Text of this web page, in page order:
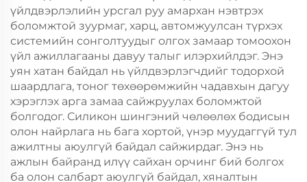
үйлдвэрлэлийн урсгал руу амархан нэвтрэх
боломжтой зуурмаг, харц, автомжуулсан түрхэх
системийн сонголтуудыг олгох замаар томоохон
үйл ажиллагааны давуу талыг илэрхийлдэг. Энэ
уян хатан байдал нь үйлдвэрлэгчдийг тодорхой
шаардлага, тоног төхөөрөмжийн чадавхын дагуу
хэрэглэх арга замаа сайжруулах боломжтой
болгодог. Силикон шингэний чөлөөлөх бодисын
олон найрлага нь бага хортой, үнэр муудаггүй тул
ажилтны аюулгүй байдал сайжирдаг. Энэ нь
ажлын байранд илүү сайхан орчинг бий болгох
ба олон салбарт аюулгүй байдал, хяналтын